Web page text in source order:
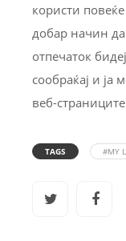
користи
добар начин
отпечаток
сообраќај и ја
веб-
TAGS #MY